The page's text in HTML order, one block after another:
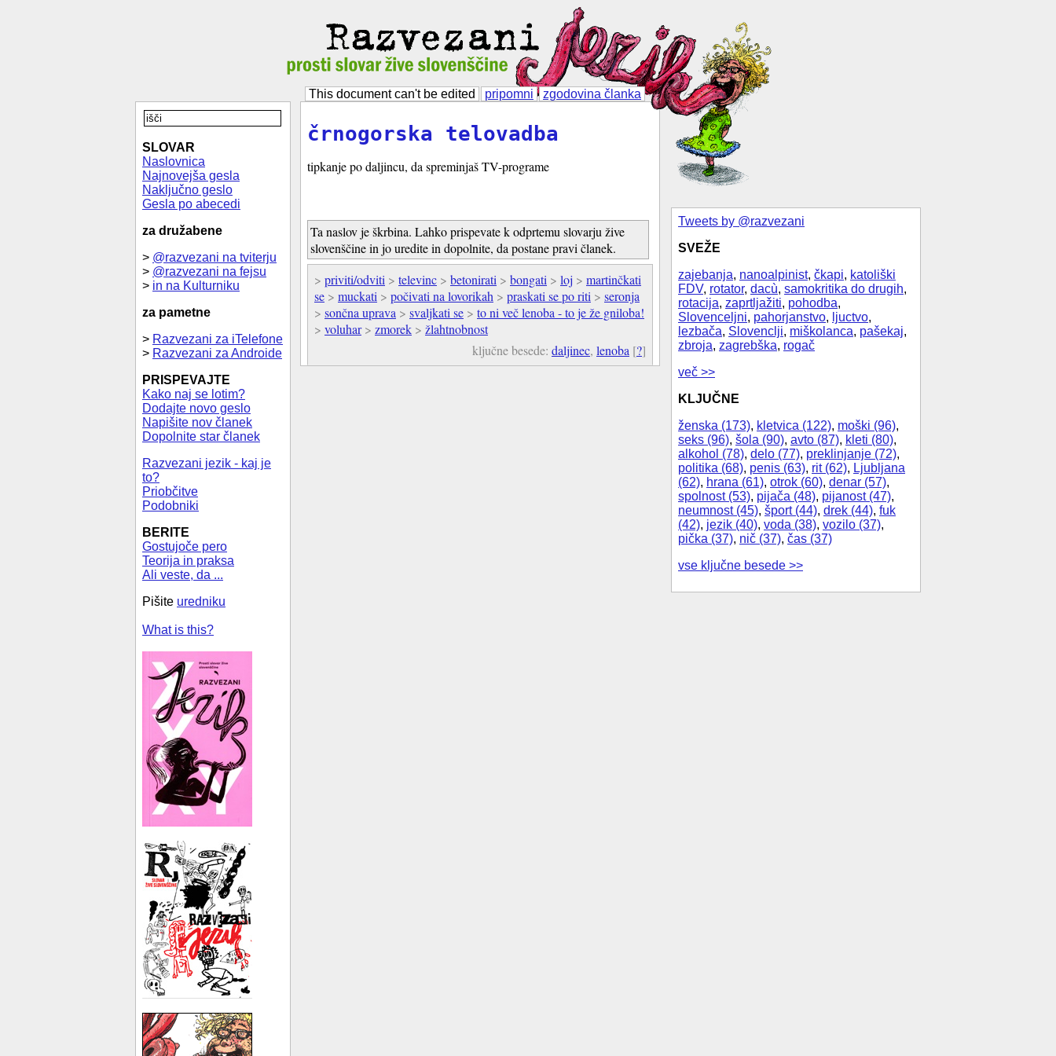
This document can't be edited pripomni zgodovina članka
Tweets by @razvezani
SVEŽE
zajebanja, nanoalpinist, čkapi, katoliški
FDV, rotator, dacù, samokritika do drugih,
rotacija, zaprtljažiti, pohodba,
Slovenceljni, pahorjanstvo, ljuctvo,
lezbača, Slovenclji, miškolanca, pašekaj,
zbroja, zagrebška, rogač
več >>
KLJUČNE
ženska (173), kletvica (122), moški (96),
seks (96), šola (90), avto (87), kleti (80),
alkohol (78), delo (77), preklinjanje (72),
politika (68), penis (63), rit (62), Ljubljana
(62), hrana (61), otrok (60), denar (57),
spolnost (53), pijača (48), pijanost (47),
neumnost (45), šport (44), drek (44), fuk
(42), jezik (40), voda (38), vozilo (37),
pička (37), nič (37), čas (37)
vse ključne besede >>
SLOVAR
Naslovnica
Najnovejša gesla
Naključno geslo
Gesla po abecedi
za družabene
> @razvezani na tviterju
> @razvezani na fejsu
> in na Kulturniku
za pametne
> Razvezani za iTelefone
> Razvezani za Androide
PRISPEVAJTE
Kako naj se lotim?
Dodajte novo geslo
Napišite nov članek
Dopolnite star članek
Razvezani jezik - kaj je
to?
Priobčitve
Podobniki
BERITE
Gostujoče pero
Teorija in praksa
Ali veste, da ...
Pišite uredniku
What is this?
črnogorska telovadba
tipkanje po daljincu, da spreminjaš TV-programe
Ta naslov je škrbina. Lahko prispevate k odprtemu slovarju žive
slovenščine in jo uredite in dopolnite, da postane pravi članek.
> priviti/odviti > televinc > betonirati > bongati > loj > martinčkati
se > muckati > počivati na lovorikah > praskati se po riti > seronja
> sončna uprava > svaljkati se > to ni več lenoba - to je že gniloba!
> voluhar> zmorek > žlahtnobnost
ključne besede: daljinec, lenoba [?]